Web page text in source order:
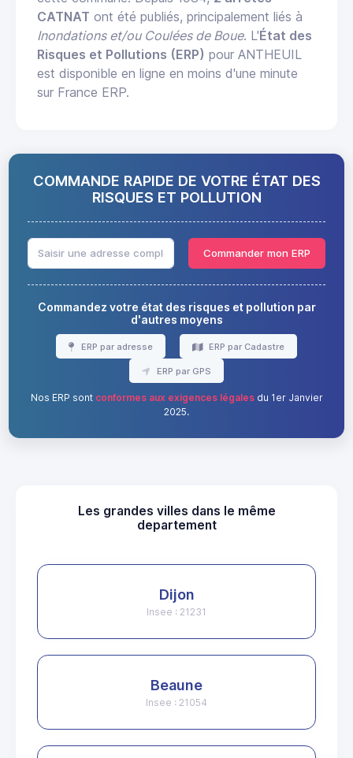
CATNAT ont été publiés, principalement liés à
Inondations et/ou Coulées de Boue. L'État des
Risques et Pollutions (ERP) pour ANTHEUIL
est disponible en ligne en moins d'une minute
sur France ERP.
COMMANDE RAPIDE DE VOTRE ÉTAT DES
RISQUES ET POLLUTION
Commander mon ERP
Commandez votre état des risques et pollution par
d'autres moyens
ERP par adresse ERP par Cadastre
ERP par GPS
Nos ERP sont conformes aux exigences légalesdu 1er Janvier
2025.
Les grandes villes dans le même
departement
Dijon
Insee : 21231
Beaune
Insee : 21054